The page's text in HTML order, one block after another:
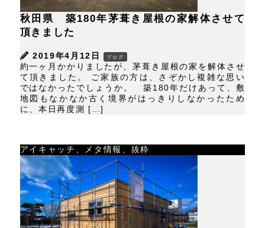
秋田県 築180年茅葺き屋根の家解体させて
頂きました
2019年4月12日 ブログ
約一ヶ月かかりましたが、茅葺き屋根の家を解体させ
て頂きました。 ご家族の方は、さぞかし複雑な思い
ではなかったでしょうか。 築180年だけあって、敷
地図もなかなか古く境界がはっきりしなかったため
に、本日再度測 […]
アイキャッチ、メタ情報、抜粋